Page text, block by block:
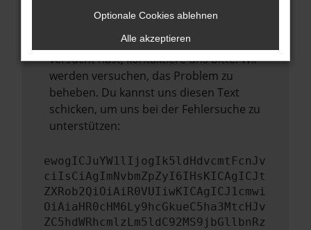
Wende dich an den Webseitenbetreiber.
Wenn du alle oben genannten Schritte
versucht hast, kontaktiere uns bitte. Wir
werden versuchen, das Problem zu
beheben. Du kannst uns diesen Text
schicken, um uns bei der Fehlersuche zu
unterstützen:
ewogICJuYW1lIjogIk5ldHdvcmtFcnJv
ciIsCiAgImNvbmZpZyI6IHsKICAgICJt
ZXRob2QiOiAiR0VUIiwKICAgICJ1cmwi
OiAiaHR0cHM6Ly9hcGkueC5ha3MtcHJv
ZC5hdWRhcmlzLm5ldC92MS9jbGllbnRz
Optionale Cookies ablehnen
Alle akzeptieren